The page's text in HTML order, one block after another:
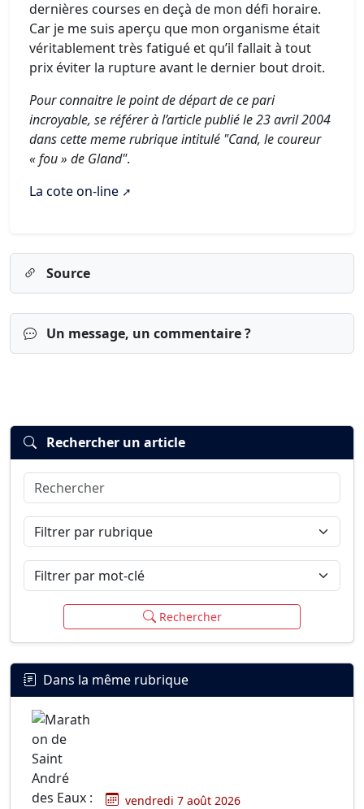
dernières courses en deçà de mon défi horaire.
Car je me suis aperçu que mon organisme était
véritablement très fatigué et qu’il fallait à tout
prix éviter la rupture avant le dernier bout droit.
Pour connaitre le point de départ de ce pari
incroyable, se référer à l’article publié le 23 avril 2004
dans cette meme rubrique intitulé "Cand, le coureur
« fou » de Gland".
La cote on-line
Source
Un message, un commentaire ?
Connexion
Rechercher un article
Rechercher
Filtrer par rubrique
Filtrer par mot-clé
Rechercher
Dans la même rubrique
vendredi 7 août 2026